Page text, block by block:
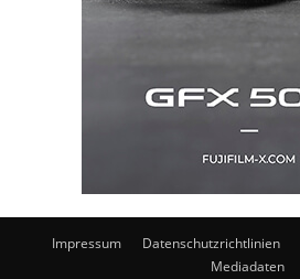
Impressum Datenschutzrichtlinien
Mediadaten